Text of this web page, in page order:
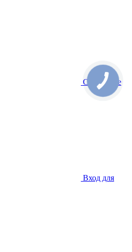
Сравнение
Вход для